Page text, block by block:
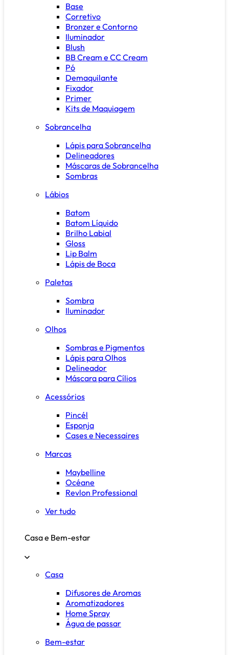
Base
Corretivo
Bronzer e Contorno
Iluminador
Blush
BB Cream e CC Cream
Pó
Demaquilante
Fixador
Primer
Kits de Maquiagem
Sobrancelha
Lápis para Sobrancelha
Delineadores
Máscaras de Sobrancelha
Sombras
Lábios
Batom
Batom Líquido
Brilho Labial
Gloss
Lip Balm
Lápis de Boca
Paletas
Sombra
Iluminador
Olhos
Sombras e Pigmentos
Lápis para Olhos
Delineador
Máscara para Cílios
Acessórios
Pincél
Esponja
Cases e Necessaires
Marcas
Maybelline
Océane
Revlon Professional
Ver tudo
Casa e Bem-estar
Casa
Difusores de Aromas
Aromatizadores
Home Spray
Água de passar
Bem-estar